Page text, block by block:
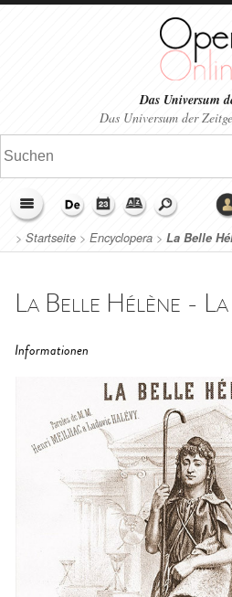
Das Universum
Das Universum der
> Startseite > Encyclopera > La Belle
La Belle Hélène -
Informationen